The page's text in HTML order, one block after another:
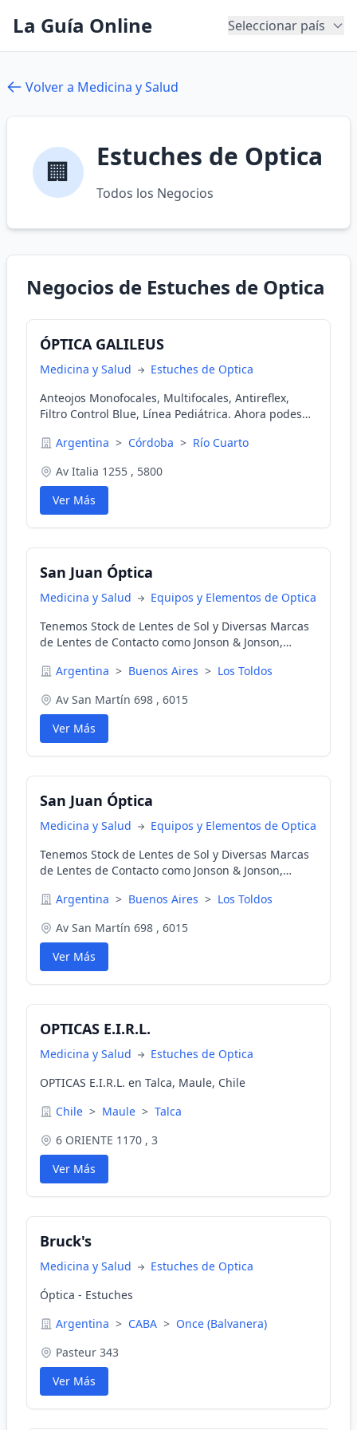
La Guía Online Seleccionar país
Volver a Medicina y Salud
🏢 Estuches de Optica
Todos los Negocios
Negocios de Estuches de Optica
ÓPTICA GALILEUS
Medicina y Salud
Estuches de Optica
Anteojos Monofocales, Multifocales, Antireflex,
Filtro Control Blue, Línea Pediátrica. Ahora podes
interés.
Argentina > Córdoba > Río Cuarto
Av Italia 1255 , 5800
Ver Más
San Juan Óptica
Medicina y Salud
Equipos y Elementos de Optica
Tenemos Stock de Lentes de Sol y Diversas Marcas
de Lentes de Contacto como Jonson & Jonson,
Argentina > Buenos Aires > Los Toldos
Av San Martín 698 , 6015
Ver Más
San Juan Óptica
Medicina y Salud
Equipos y Elementos de Optica
Tenemos Stock de Lentes de Sol y Diversas Marcas
de Lentes de Contacto como Jonson & Jonson,
Argentina > Buenos Aires > Los Toldos
Av San Martín 698 , 6015
Ver Más
OPTICAS E.I.R.L.
Medicina y Salud
Estuches de Optica
OPTICAS E.I.R.L. en Talca, Maule, Chile
Chile > Maule > Talca
6 ORIENTE 1170 , 3
Ver Más
Bruck's
Medicina y Salud
Estuches de Optica
Óptica - Estuches
Argentina > CABA > Once (Balvanera)
Pasteur 343
Ver Más